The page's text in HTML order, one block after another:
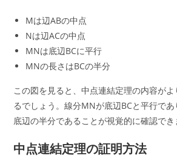
Mは辺ABの中点
Nは辺ACの中点
MNは底辺BCに平行
MNの長さはBCの半分
この図を見ると、中点連結定理の内容が
るでしょう。線分MNが底辺BCと平行で
底辺の半分であることが視覚的に確認でき
中点連結定理の証明方法